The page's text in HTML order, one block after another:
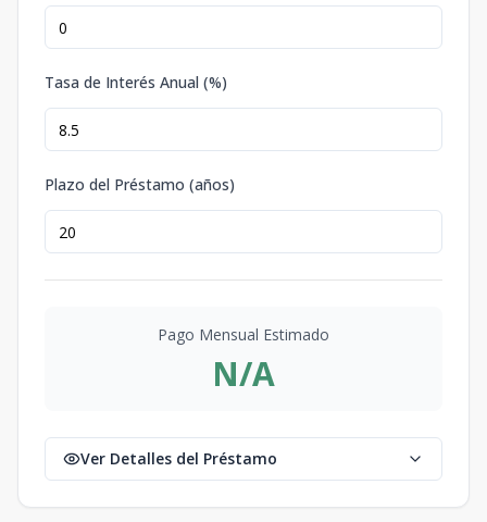
Tasa de Interés Anual (%)
Plazo del Préstamo (años)
Pago Mensual Estimado
N/A
Ver Detalles del Préstamo